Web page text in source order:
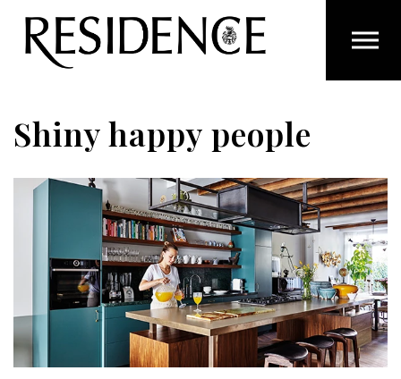
Overslaan en ga direct naar de inhoud
Shiny happy people